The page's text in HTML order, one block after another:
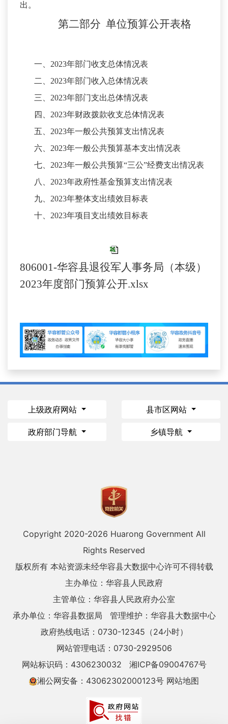
出。
第二部分 单位预算公开表格
一、 2023年部门收支总体情况表
二、 2023年部门收入总体情况表
三、 2023年部门支出总体情况表
四、 2023年财政拨款收支总体情况表
五、 2023年一般公共预算支出情况表
六、 2023年一般公共预算基本支出情况表
七、 2023年一般公共预算“三公”经费支出情况表
八、 2023年政府性基金预算支出情况表
九、 2023年整体支出绩效目标表
十、 2023年项目支出绩效目标表
806001-华容县退役军人事务局（本级）
2023年度部门预算公开.xlsx
上级政府网站 县市区网站
政府部门导航 乡镇导航
Copyright 2020-2026 Huarong Government All
Rights Reserved
版权所有 本站资源未经华容县大数据中心许可不得转载
主办单位：华容县人民政府
主管单位：华容县人民政府办公室
承办单位：华容县数据局
管理维护：华容县大数据中心
政府热线电话：0730-12345（24小时）
网站管理电话：0730-2929506
网站标识码：4306230032
湘ICP备09004767号
湘公网安备：43062302000123号 网站地图